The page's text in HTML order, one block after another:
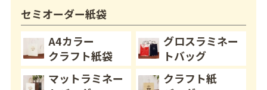
セミオーダー紙袋
A4カラー
クラフト紙袋
グロスラミネー
トバッグ
マットラミネー
クラフト紙